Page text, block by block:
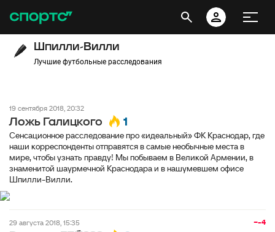
Шпилли-Вилли
Лучшие футбольные расследования
19 сентября 2018, 20:32
Ложь Галицкого 1
Сенсационное расследование про «идеальный» ФК Краснодар, где
наши корреспонденты отправятся в самые необычные места в
мире, чтобы узнать правду! Мы побываем в Великой Армении, в
знаменитой шаурмечной Краснодара и в нашумевшем офисе
Шпилли-Вилли.
−-4
29 августа 2018, 15:35